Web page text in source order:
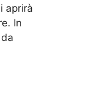
aprirà
In